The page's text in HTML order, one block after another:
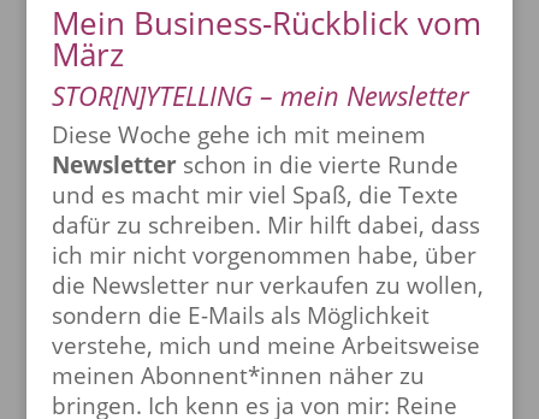
Mein Business-Rückblick vom
März
STOR[N]YTELLING – mein Newsletter
Diese Woche gehe ich mit meinem
Newsletterschon in die vierte Runde
und es macht mir viel Spaß, die Texte
dafür zu schreiben. Mir hilft dabei, dass
ich mir nicht vorgenommen habe, über
die Newsletter nur verkaufen zu wollen,
sondern die E-Mails als Möglichkeit
verstehe, mich und meine Arbeitsweise
meinen Abonnent*innen näher zu
bringen. Ich kenn es ja von mir: Reine